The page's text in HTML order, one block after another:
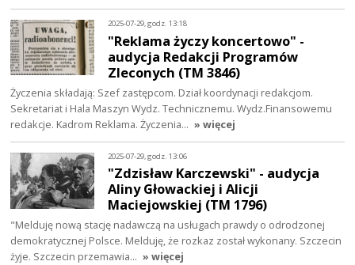
2025-07-29, godz. 13:18
"Reklama życzy koncertowo" -
audycja Redakcji Programów
Zleconych (TM 3846)
Życzenia składają: Szef zastępcom. Dział koordynacji redakcjom.
Sekretariat i Hala Maszyn Wydz. Technicznemu. Wydz.Finansowemu
redakcje. Kadrom Reklama. Życzenia… » więcej
2025-07-29, godz. 13:06
"Zdzisław Karczewski" - audycja
Aliny Głowackiej i Alicji
Maciejowskiej (TM 1796)
"Melduję nową stację nadawczą na usługach prawdy o odrodzonej
demokratycznej Polsce. Melduję, że rozkaz został wykonany. Szczecin
żyje. Szczecin przemawia… » więcej